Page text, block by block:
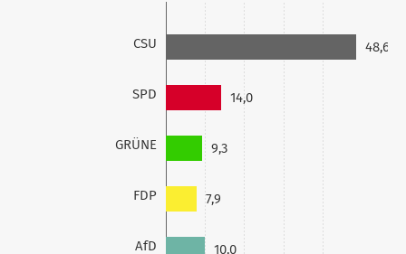
CSU
SPD
GRÜNE
FDP
AfD
48,6
14,0
9,3
7,9
10,0